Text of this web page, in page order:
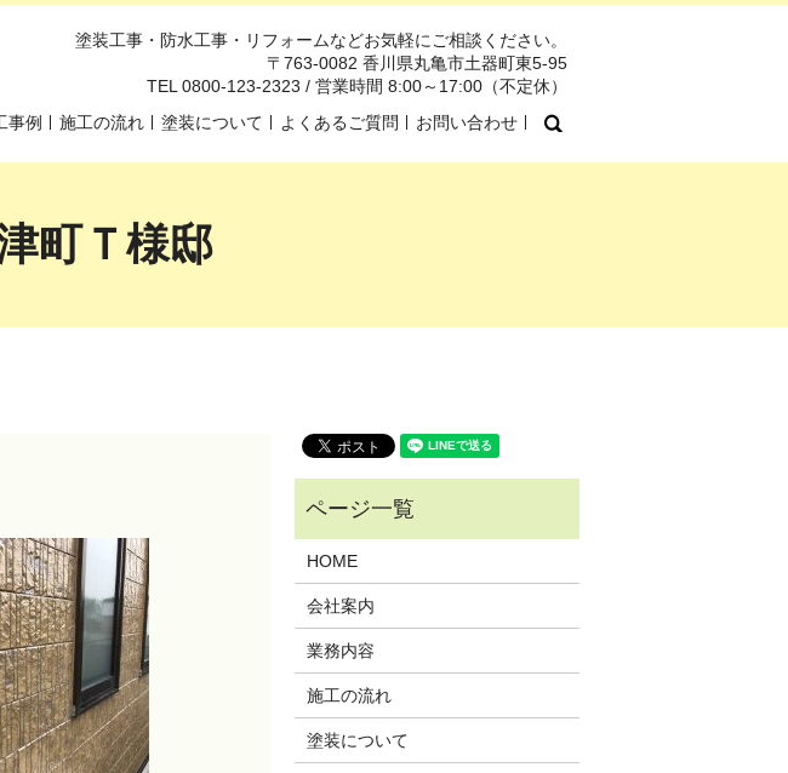
塗装工事・防水工事・リフォームなどお気軽にご相談ください。
〒763-0082 香川県丸亀市土器町東5-95
TEL 0800-123-2323 / 営業時間 8:00～17:00（不定休）
事例 施工の流れ 塗装について よくあるご質問 お問い合わせ
町Ｔ様邸
HOME
会社案内
業務内容
施工の流れ
塗装について